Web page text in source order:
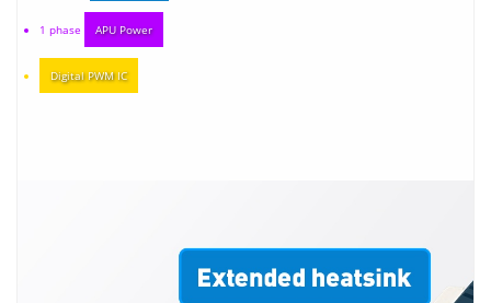
1 phase APU Power
Digital PWM IC